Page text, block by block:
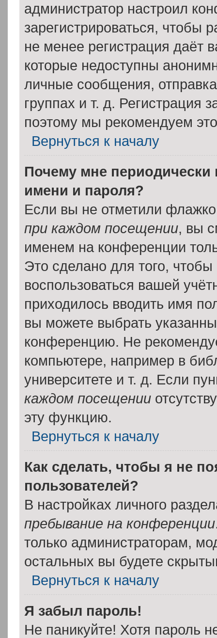
администратор настроил
зарегистрироваться, чтобы
не менее регистрация даёт
которые недоступны
личные сообщения,
группах и т. д. Регистрация
поэтому мы рекомендуем
Вернуться к началу
Почему мне периодически
имени и пароля?
Если вы не отметили
при каждом посещении, вы
именем на конференции
Это сделано для того, чтобы
воспользоваться вашей
приходилось вводить имя
вы можете выбрать
конференцию. Не
компьютере, например в
университете и т. д. Если
каждом посещении
эту функцию.
Вернуться к началу
Как сделать, чтобы я не
пользователей?
В настройках личного
пребывание на конференции
только администраторам,
остальных вы будете
Вернуться к началу
Я забыл пароль!
Не паникуйте! Хотя пароль